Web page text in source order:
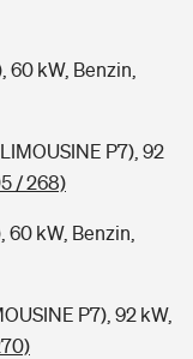
60 kW, Benzin,
P7), 92
/ 268)
60 kW, Benzin,
P7), 92 kW,